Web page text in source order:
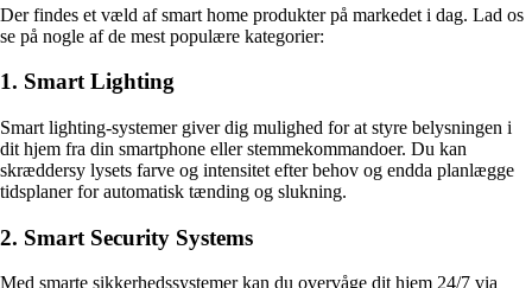
Der findes et væld af smart home produkter på markedet i dag. Lad os
se på nogle af de mest populære kategorier:
1. Smart Lighting
Smart lighting-systemer giver dig mulighed for at styre belysningen i
dit hjem fra din smartphone eller stemmekommandoer. Du kan
skræddersy lysets farve og intensitet efter behov og endda planlægge
tidsplaner for automatisk tænding og slukning.
2. Smart Security Systems
Med smarte sikkerhedssystemer kan du overvåge dit hjem 24/7 via